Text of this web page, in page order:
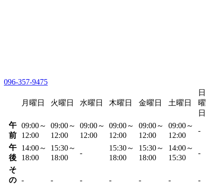
096-357-9475
月曜日 火曜日 水曜日 木曜日 金曜日 土曜日
日
曜
日
午
前
09:00～
12:00
09:00～
12:00
09:00～
12:00
09:00～
12:00
09:00～
12:00
09:00～
12:00
-
午
後
14:00～
18:00
15:30～
18:00
-
15:30～
18:00
15:30～
18:00
14:00～
15:30
-
そ
の
- - - - - - -